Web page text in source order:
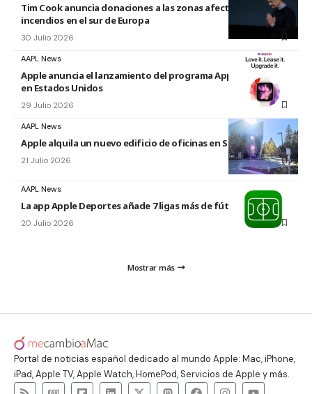
Tim Cook anuncia donaciones a las zonas afectadas por los
incendios en el sur de Europa
30 Julio 2026
AAPL News
Apple anuncia el lanzamiento del programa Apple Upgrade
en Estados Unidos
29 Julio 2026
AAPL News
Apple alquila un nuevo edificio de oficinas en Sunnyvale
21 Julio 2026
AAPL News
La app Apple Deportes añade 7 ligas más de fútbol
20 Julio 2026
Mostrar más
Portal de noticias español dedicado al mundo Apple: Mac, iPhone,
iPad, Apple TV, Apple Watch, HomePod, Servicios de Apple y más.